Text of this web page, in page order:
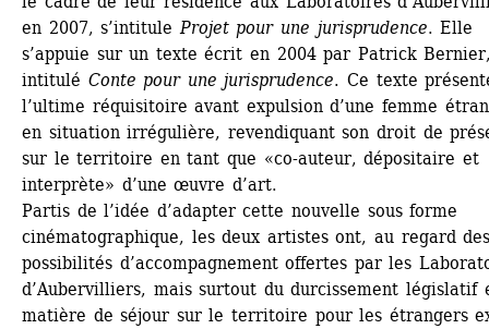
en 2007, s’intitule Projet pour une jurisprudence. Elle
s’appuie sur un texte écrit en 2004 par Patrick
intitulé Conte pour une jurisprudence. Ce texte
l’ultime réquisitoire avant expulsion d’une femme
en situation irrégulière, revendiquant son droit de
sur le territoire en tant que «co-auteur, dépositaire et
interprète» d’une œuvre d’art.
Partis de l’idée d’adapter cette nouvelle sous forme
cinématographique, les deux artistes ont, au regard
possibilités d’accompagnement offertes par les
d’Aubervilliers, mais surtout du durcissement législatif
matière de séjour sur le territoire pour les étrangers